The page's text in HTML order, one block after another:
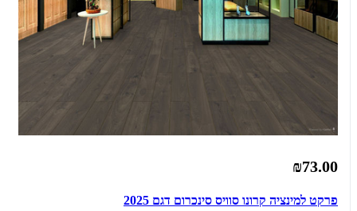
₪73.00
פרקט למינציה קרונו סוויס סינכרום דגם 2025